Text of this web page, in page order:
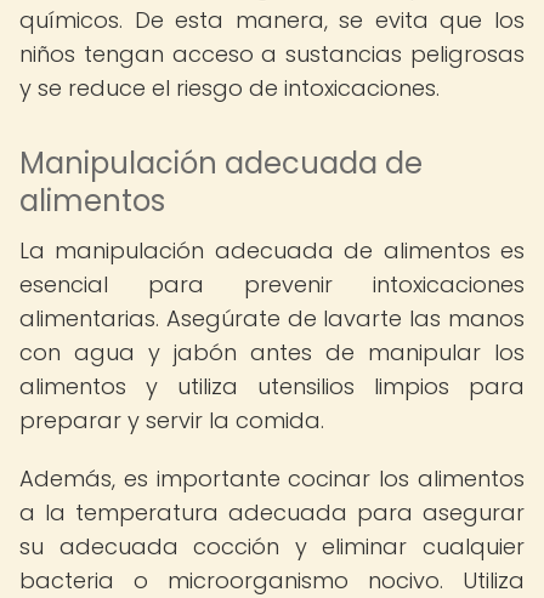
químicos. De esta manera, se evita que los
niños tengan acceso a sustancias peligrosas
y se reduce el riesgo de intoxicaciones.
Manipulación adecuada de
alimentos
La manipulación adecuada de alimentos es
esencial para prevenir intoxicaciones
alimentarias. Asegúrate de lavarte las manos
con agua y jabón antes de manipular los
alimentos y utiliza utensilios limpios para
preparar y servir la comida.
Además, es importante cocinar los alimentos
a la temperatura adecuada para asegurar
su adecuada cocción y eliminar cualquier
bacteria o microorganismo nocivo. Utiliza